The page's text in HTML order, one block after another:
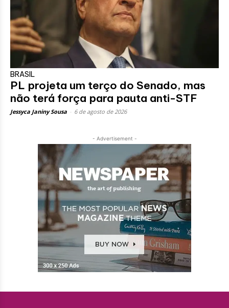
BRASIL
PL projeta um terço do Senado, mas
não terá força para pauta anti-STF
Jessyca Janiny Sousa 6 de agosto de 2026
- Advertisement -